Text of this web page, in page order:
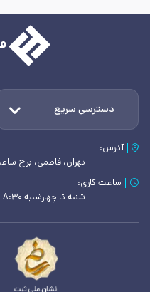
دسترسی سریع
آدرس:
تهران، فاطمی، برج ساعت،
ساعت کاری:
شنبه تا چهارشنبه ۸:۳۰ تا ۱۷ و پنج‌شنبه ۸:۳۰ تا ۱۳